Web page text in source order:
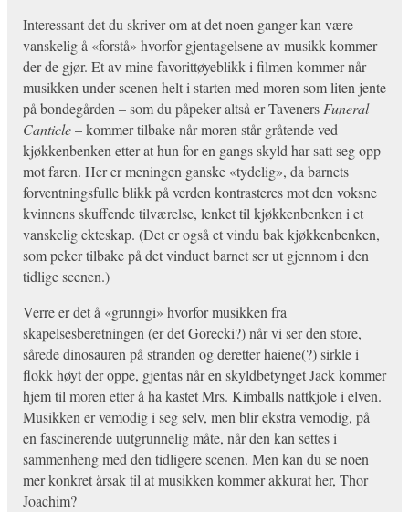
Interessant det du skriver om at det noen ganger kan være
vanskelig å «forstå» hvorfor gjentagelsene av musikk kommer
der de gjør. Et av mine favorittøyeblikk i filmen kommer når
musikken under scenen helt i starten med moren som liten jente
på bondegården – som du påpeker altså er TavenersFuneral
Canticle– kommer tilbake når moren står gråtende ved
kjøkkenbenken etter at hun for en gangs skyld har satt seg opp
mot faren. Her er meningen ganske «tydelig», da barnets
forventningsfulle blikk på verden kontrasteres mot den voksne
kvinnens skuffende tilværelse, lenket til kjøkkenbenken i et
vanskelig ekteskap. (Det er også et vindu bak kjøkkenbenken,
som peker tilbake på det vinduet barnet ser ut gjennom i den
tidlige scenen.)
Verre er det å «grunngi» hvorfor musikken fra
skapelsesberetningen (er det Gorecki?) når vi ser den store,
sårede dinosauren på stranden og deretter haiene(?) sirkle i
flokk høyt der oppe, gjentas når en skyldbetynget Jack kommer
hjem til moren etter å ha kastet Mrs. Kimballs nattkjole i elven.
Musikken er vemodig i seg selv, men blir ekstra vemodig, på
en fascinerende uutgrunnelig måte, når den kan settes i
sammenheng med den tidligere scenen. Men kan du se noen
mer konkret årsak til at musikken kommer akkurat her, Thor
Joachim?